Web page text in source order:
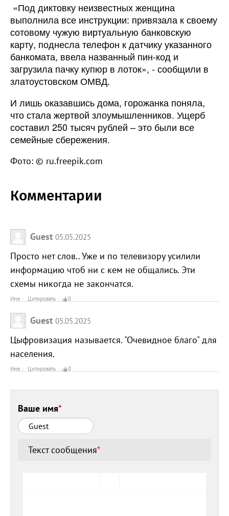
«Под диктовку неизвестных женщина
выполнила все инструкции: привязала к своему
сотовому чужую виртуальную банковскую
карту, поднесла телефон к датчику указанного
банкомата, ввела названный пин-код и
загрузила пачку купюр в лоток», - сообщили в
златоустовском ОМВД.
И лишь оказавшись дома, горожанка поняла,
что стала жертвой злоумышленников. Ущерб
составил 250 тысяч рублей – это были все
семейные сбережения.
Фото: © ru.freepik.com
Комментарии
Guest 05.05.2025
Просто нет слов.. Уже и по телевизору усилили
информацию чтоб ни с кем не общались. Эти
схемы никогда не закончатся.
Имя Цитировать 0
Guest 05.05.2025
Цыфровизация называется. "Очевидное благо" для
населения.
Имя Цитировать 0
Ваше имя*
Текст сообщения*